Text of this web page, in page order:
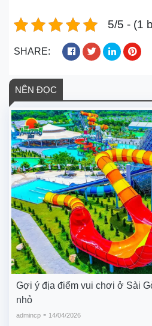
5/5 - (1
SHARE:
NÊN ĐỌC
Gợi ý địa điểm vui chơi ở Sài
nhỏ
admincp - 14/04/2026